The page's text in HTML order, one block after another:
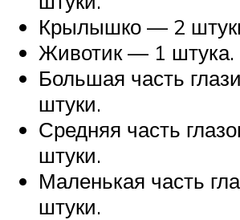
Крылышко — 2
Животик — 1 штука.
Большая часть
штуки.
Средняя часть
штуки.
Маленькая часть
штуки.